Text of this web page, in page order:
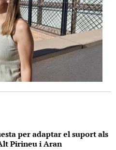
per adaptar el suport als
Pirineu i Aran